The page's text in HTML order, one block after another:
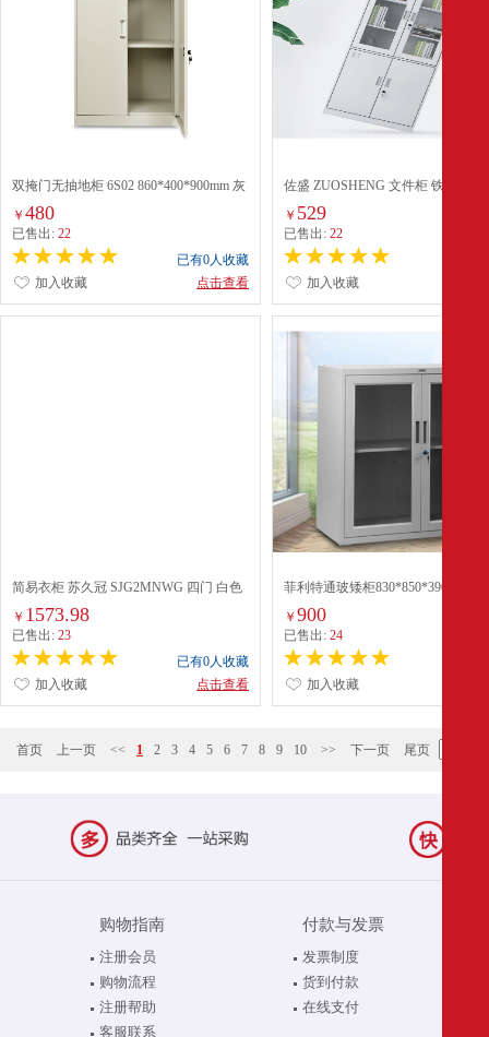
双掩门无抽地柜 6S02 860*400*900mm 灰
￥ 480
已售出: 22
已有0人收藏
点击查看
加入收藏
佐盛 ZUOSHENG 文件柜 铁皮柜
￥ 529
已售出:22
加入收藏
简易衣柜 苏久冠 SJG2MNWG 四门 白色
￥ 1573.98
已售出: 23
已有0人收藏
点击查看
加入收藏
菲利特通玻矮柜830*850*390mm
￥900
已售出:24
加入收藏
首页 上一页 << 1 2 3 4 5 6 7 8 9 10 >> 下一页 尾页
购物指南
注册会员
购物流程
注册帮助
客服联系
付款与发票
发票制度
货到付款
在线支付